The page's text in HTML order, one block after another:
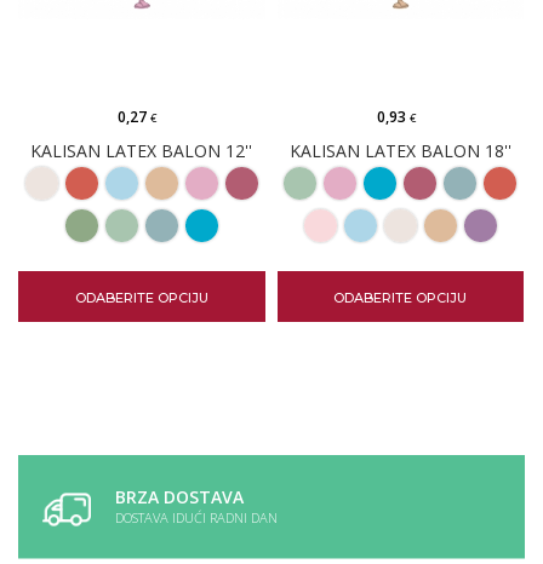
KALISAN LATEX BALON 12''
0,27€
ODABERITE OPCIJU
KALISAN LATEX BALON 18''
0,93 €
ODABERITE OPCIJU
BRZA DOSTAVA
DOSTAVA IDUĆI RADNI DAN